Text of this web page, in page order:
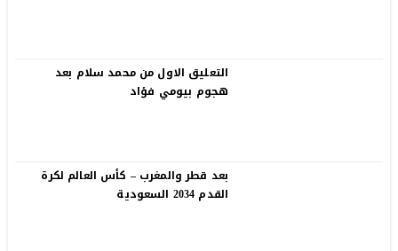
التعليق الاول من محمد سلام بعد
هجوم بيومي فؤاد
بعد قطر والمغرب – كأس العالم لكرة
القدم 2034 السعودية